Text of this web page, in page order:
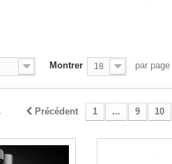
Montrer 18 par page
Précédent 1 ... 9 10